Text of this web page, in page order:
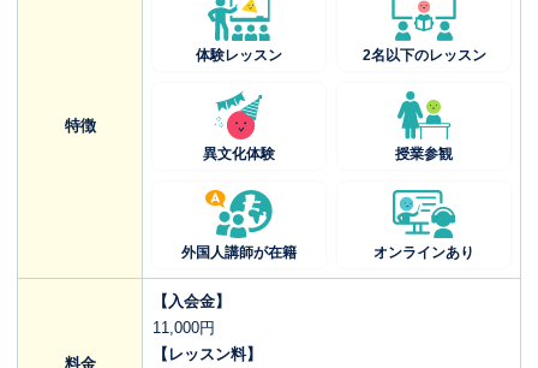
特徴
体験レッスン 2名以下のレッスン
異文化体験 授業参観
外国人講師が在籍 オンラインあり
料金
【入会金】
11,000円
【レッスン料】